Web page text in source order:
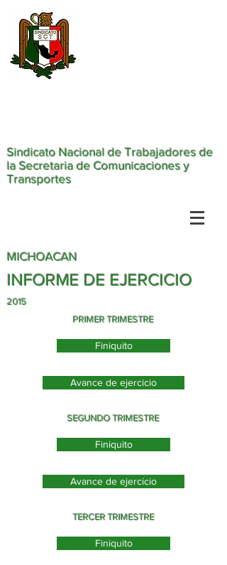
Sindicato Nacional de Trabajadores de
la Secretaria de Comunicaciones y
Transportes
MICHOACAN
INFORME DE EJERCICIO
2015
PRIMER TRIMESTRE
Finiquito
Avance de ejercicio
SEGUNDO TRIMESTRE
Finiquito
Avance de ejercicio
TERCER TRIMESTRE
Finiquito